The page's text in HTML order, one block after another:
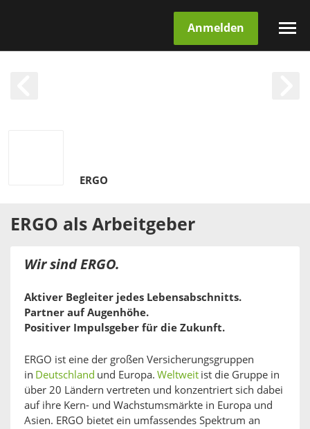
Anmelden
ERGO
ERGO als Arbeitgeber
Wir sind ERGO.
Aktiver Begleiter jedes Lebensabschnitts.
Partner auf Augenhöhe.
Positiver Impulsgeber für die Zukunft.
ERGO ist eine der großen Versicherungsgruppen
in Deutschland und Europa. Weltweit ist die Gruppe in
über 20 Ländern vertreten und konzentriert sich dabei
auf ihre Kern- und Wachstumsmärkte in Europa und
Asien. ERGO bietet ein umfassendes Spektrum an